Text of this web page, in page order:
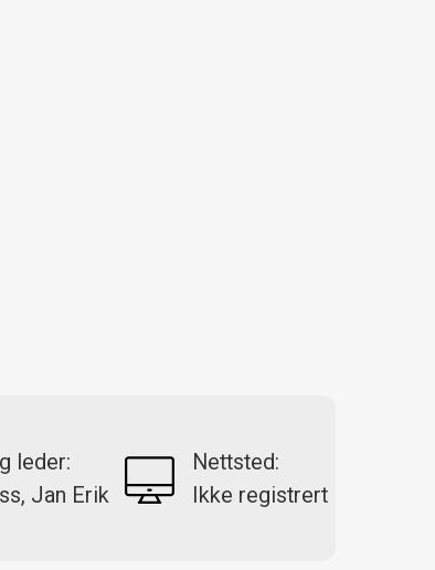
leder:
Jan Erik
Nettsted:
Ikke registrert